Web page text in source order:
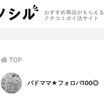
おすすめ商品がもらえる
クチコミポイ活サイト
TOP
バドママ★フォロバ100◎